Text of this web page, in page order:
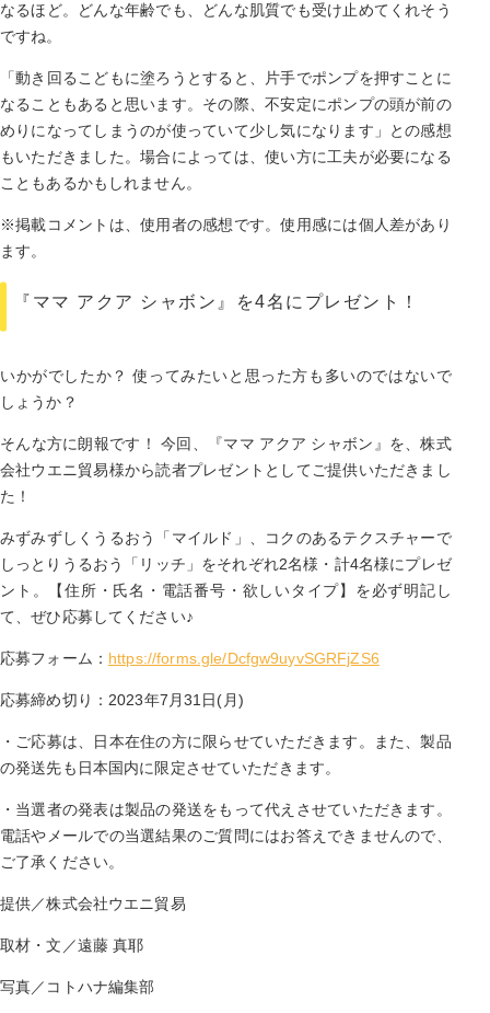
なるほど。どんな年齢でも、どんな肌質でも受け止めてくれそう
ですね。
「動き回るこどもに塗ろうとすると、片手でポンプを押すことに
なることもあると思います。その際、不安定にポンプの頭が前の
めりになってしまうのが使っていて少し気になります」との感想
もいただきました。場合によっては、使い方に工夫が必要になる
こともあるかもしれません。
※掲載コメントは、使用者の感想です。使用感には個人差があり
ます。
『ママ アクア シャボン』を4名にプレゼント！
いかがでしたか？ 使ってみたいと思った方も多いのではないで
しょうか？
そんな方に朗報です！ 今回、『ママ アクア シャボン』を、株式
会社ウエニ貿易様から読者プレゼントとしてご提供いただきまし
た！
みずみずしくうるおう「マイルド」、コクのあるテクスチャーで
しっとりうるおう「リッチ」をそれぞれ2名様・計4名様にプレゼ
ント。【住所・氏名・電話番号・欲しいタイプ】を必ず明記し
て、ぜひ応募してください♪
応募フォーム： https://forms.gle/Dcfgw9uyvSGRFjZS6
応募締め切り：2023年7月31日(月)
・ご応募は、日本在住の方に限らせていただきます。また、製品
の発送先も日本国内に限定させていただきます。
・当選者の発表は製品の発送をもって代えさせていただきます。
電話やメールでの当選結果のご質問にはお答えできませんので、
ご了承ください。
提供／株式会社ウエニ貿易
取材・文／遠藤 真耶
写真／コトハナ編集部